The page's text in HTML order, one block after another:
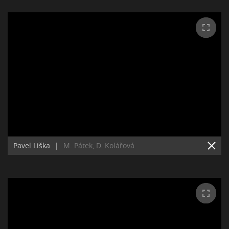
Pavel Liška | M. Pátek, D. Kolářová